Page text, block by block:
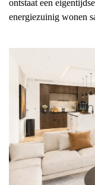
ontstaat een
energiezuinig wonen